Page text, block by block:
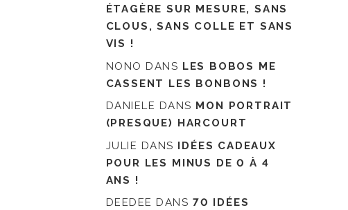
ÉTAGÈRE SUR MESURE, SANS
CLOUS, SANS COLLE ET SANS
VIS !
NONO DANS LES BOBOS ME
CASSENT LES BONBONS !
DANIELE DANS MON PORTRAIT
(PRESQUE) HARCOURT
JULIE DANS IDÉES CADEAUX
POUR LES MINUS DE 0 À 4
ANS !
DEEDEE DANS 70 IDÉES